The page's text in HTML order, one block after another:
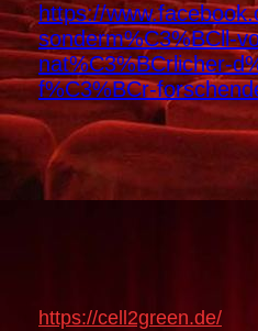
https://
sonderm%C3%BCll-
nat%C3%BCrlicher-
f%C3%BCr-
https://cell2green.de/